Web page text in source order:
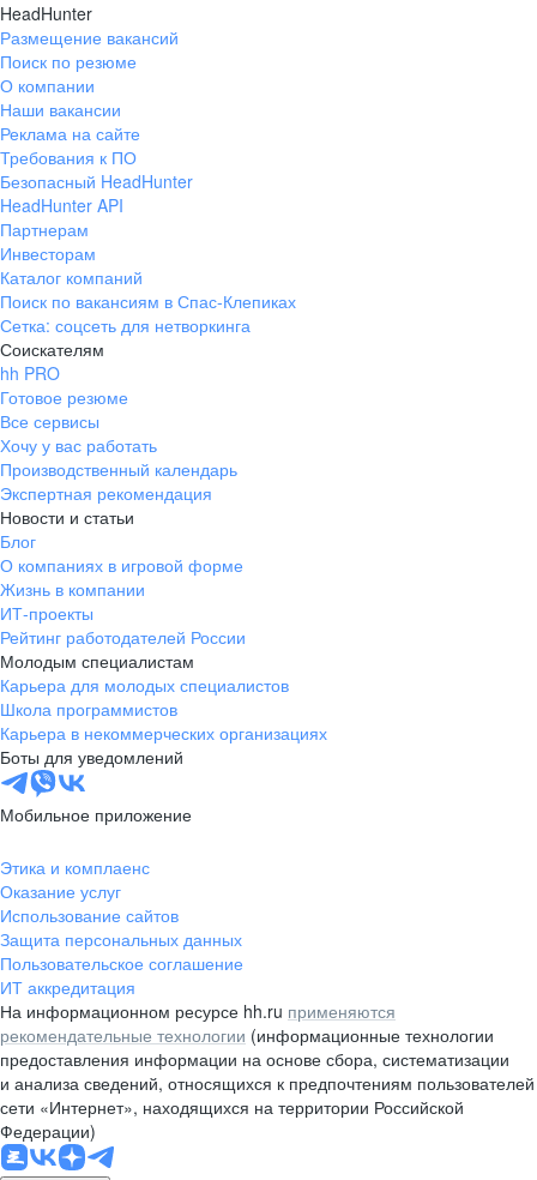
HeadHunter
Размещение вакансий
Поиск по резюме
О компании
Наши вакансии
Реклама на сайте
Требования к ПО
Безопасный HeadHunter
HeadHunter API
Партнерам
Инвесторам
Каталог компаний
Поиск по вакансиям в Спас-Клепиках
Сетка: соцсеть для нетворкинга
Соискателям
hh PRO
Готовое резюме
Все сервисы
Хочу у вас работать
Производственный календарь
Экспертная рекомендация
Новости и статьи
Блог
О компаниях в игровой форме
Жизнь в компании
ИТ-проекты
Рейтинг работодателей России
Молодым специалистам
Карьера для молодых специалистов
Школа программистов
Карьера в некоммерческих организациях
Боты для уведомлений
Мобильное приложение
Этика и комплаенс
Оказание услуг
Использование сайтов
Защита персональных данных
Пользовательское соглашение
ИТ аккредитация
На информационном ресурсе hh.ru применяются
рекомендательные технологии (информационные технологии
предоставления информации на основе сбора, систематизации
и анализа сведений, относящихся к предпочтениям пользователей
сети «Интернет», находящихся на территории Российской
Федерации)